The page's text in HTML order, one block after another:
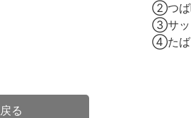
②つば
③サッ
④たば
戻る